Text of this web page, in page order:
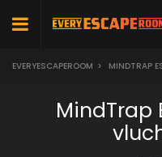
EVERYESCAPEROOM > MINDTRAP
MindTrap